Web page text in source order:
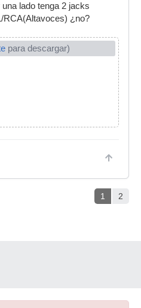
lado tenga 2 jacks
RCA(Altavoces) ¿no?
para descargar)
1 2